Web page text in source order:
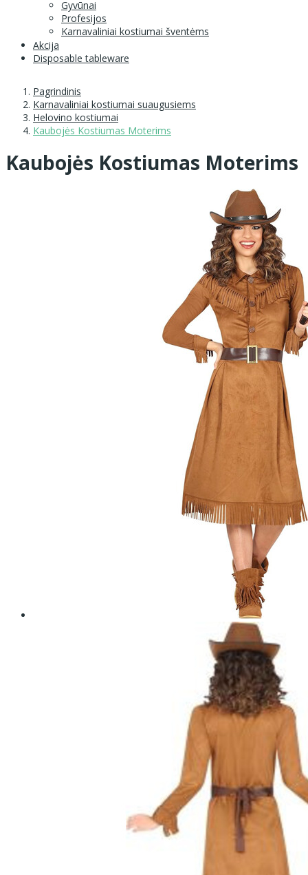
Gyvūnai
Profesijos
Karnavaliniai kostiumai šventėms
Akcija
Disposable tableware
Pagrindinis
Karnavaliniai kostiumai suaugusiems
Helovino kostiumai
Kaubojės Kostiumas Moterims
Kaubojės Kostiumas Moterims